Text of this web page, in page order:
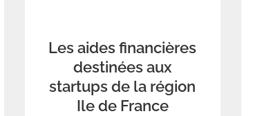
Les aides financières
destinées aux
startups de la région
Ile de France